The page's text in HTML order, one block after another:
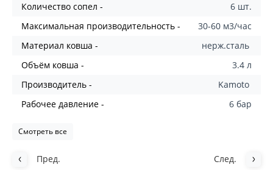
Количество сопел -
6 шт.
Максимальная производительность -
30-60 м3/час
Материал ковша -
нерж.сталь
Объём ковша -
3.4 л
Производитель -
Kamoto
Рабочее давление -
6 бар
Смотреть все
Пред. След.